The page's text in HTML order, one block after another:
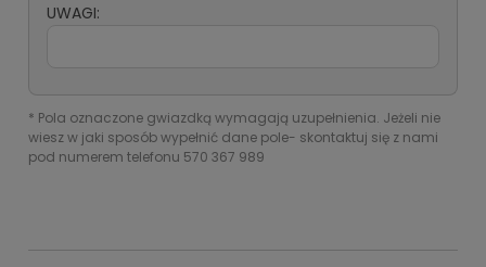
UWAGI:
* Pola oznaczone gwiazdką wymagają uzupełnienia. Jeżeli nie
wiesz w jaki sposób wypełnić dane pole- skontaktuj się z nami
pod numerem telefonu 570 367 989